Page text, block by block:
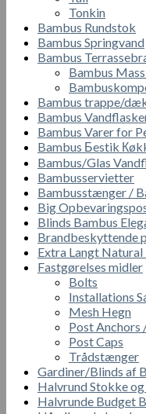
Tonkin
Bambus Rundstok
Bambus Springvand
Bambus
Bambus
Bambus trappe/
Bambus
Bambus Varer for
Bambus Бestik
Bambus/Glas
Bambusservietter
Bambusstænger /
Big
Blinds Bambus
Brandbeskyttende
Extra Langt Natural
Fastgørelses midler
Bolts
Installations
Mesh Hegn
Post Anchors
Post Caps
Trådstænger
Gardiner/Blinds af
Halvrund Stokke
Halvrunde Budget